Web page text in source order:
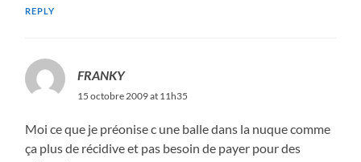
REPLY
FRANKY
15 octobre 2009 at 11h35
Moi ce que je préonise c une balle dans la nuque comme
ça plus de récidive et pas besoin de payer pour des